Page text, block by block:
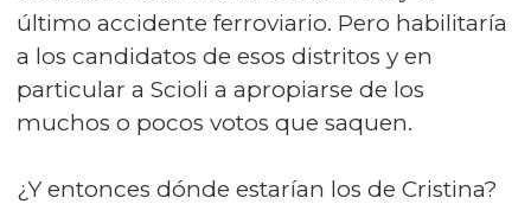
último accidente ferroviario. Pero habilitaría
a los candidatos de esos distritos y en
particular a Scioli a apropiarse de los
muchos o pocos votos que saquen.
¿Y entonces dónde estarían los de Cristina?